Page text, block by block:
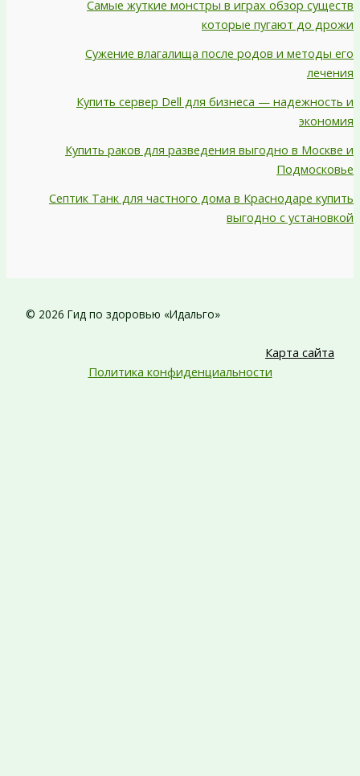
Самые жуткие монстры в играх обзор существ
которые пугают до дрожи
Сужение влагалища после родов и методы его
лечения
Купить сервер Dell для бизнеса — надежность и
экономия
Купить раков для разведения выгодно в Москве и
Подмосковье
Септик Танк для частного дома в Краснодаре купить
выгодно с установкой
© 2026 Гид по здоровью «Идальго»
Карта сайта
Политика конфиденциальности